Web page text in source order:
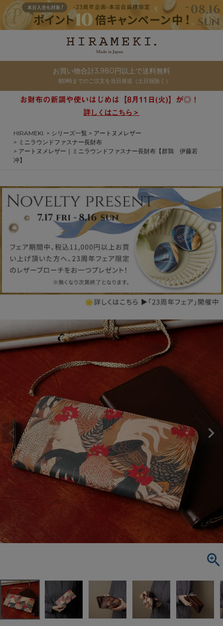
お買い物合計3,980円以上で送料無料
朝9時までのご注文を当日発送（土日祝除く）
詳しくはこちら＞
HIRAMEKI. シリーズ一覧
アートヌメレザー
ミニラウンドファスナー長財布
アートヌメレザー｜ミニラウンドファスナー長財布【群鶏 伊藤若
冲】